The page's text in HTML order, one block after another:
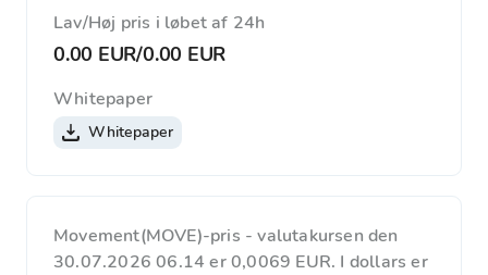
Lav/Høj pris i løbet af 24h
0.00 EUR/0.00 EUR
Whitepaper
Whitepaper
Movement(MOVE)-pris - valutakursen den
30.07.2026 06.14 er 0,0069 EUR. I dollars er